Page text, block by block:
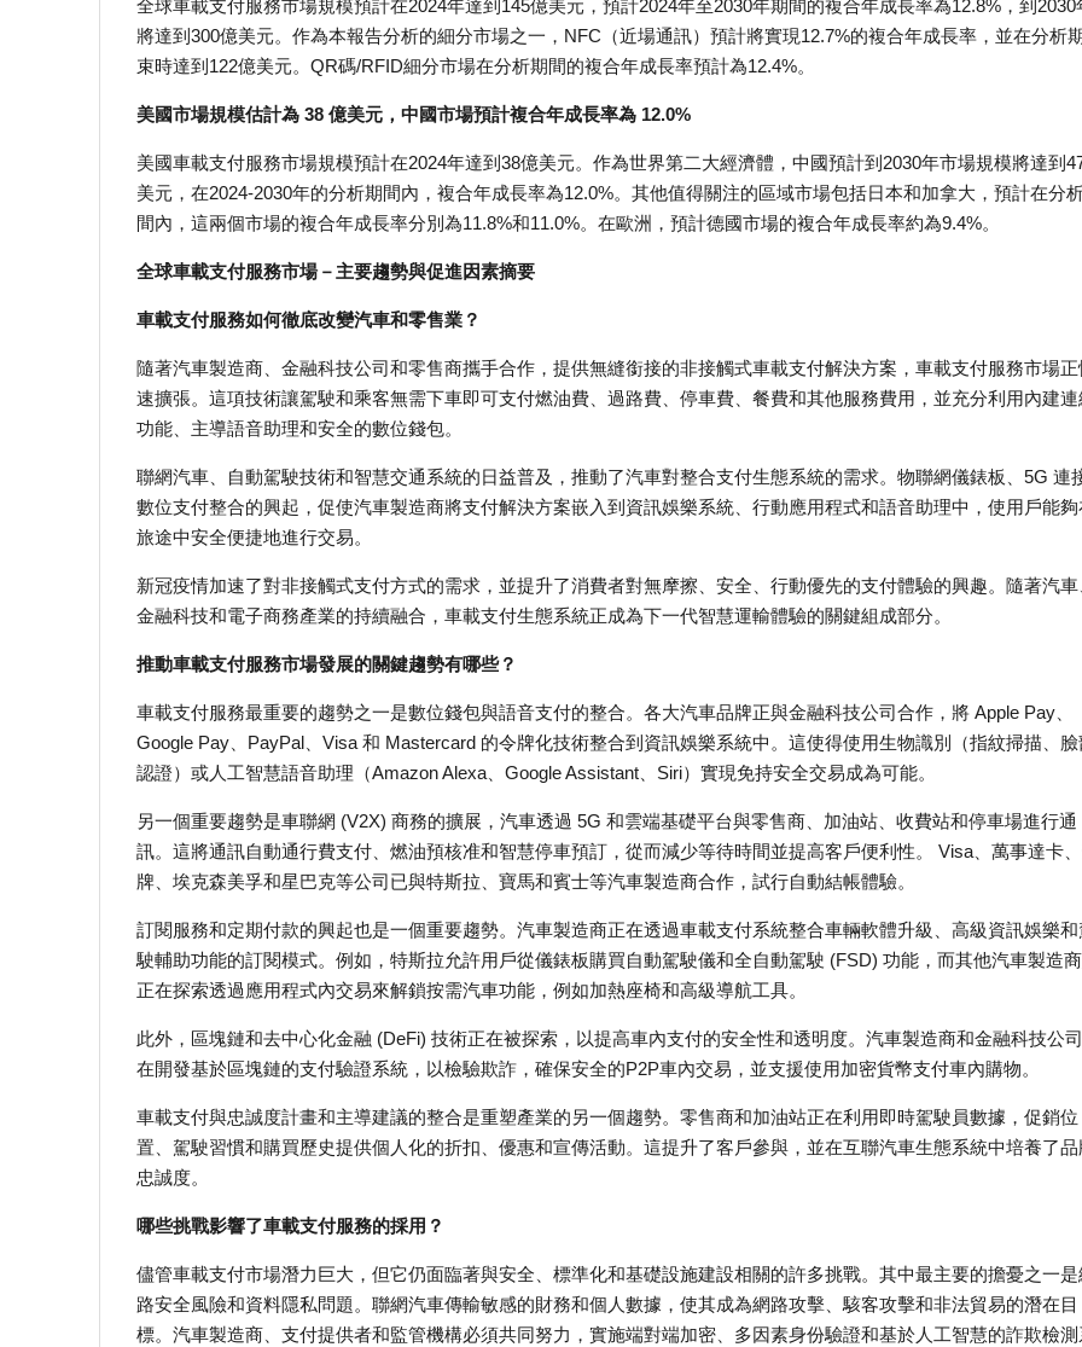
全球車載支付服務市場規模預計在2024年達到145億美元，預計2024年至2030年期間的複合年成長率為12.8%，到2030
將達到300億美元。作為本報告分析的細分市場之一，NFC（近場通訊）預計將實現12.7%的複合年成長率，並在分析
束時達到122億美元。QR碼/RFID細分市場在分析期間的複合年成長率預計為12.4%。
美國市場規模估計為 38 億美元，中國市場預計複合年成長率為 12.0%
美國車載支付服務市場規模預計在2024年達到38億美元。作為世界第二大經濟體，中國預計到2030年市場規模將達到
美元，在2024-2030年的分析期間內，複合年成長率為12.0%。其他值得關注的區域市場包括日本和加拿大，預計在分
間內，這兩個市場的複合年成長率分別為11.8%和11.0%。在歐洲，預計德國市場的複合年成長率約為9.4%。
全球車載支付服務市場－主要趨勢與促進因素摘要
車載支付服務如何徹底改變汽車和零售業？
隨著汽車製造商、金融科技公司和零售商攜手合作，提供無縫銜接的非接觸式車載支付解決方案，車載支付服務市場正
速擴張。這項技術讓駕駛和乘客無需下車即可支付燃油費、過路費、停車費、餐費和其他服務費用，並充分利用內建連
功能、主導語音助理和安全的數位錢包。
聯網汽車、自動駕駛技術和智慧交通系統的日益普及，推動了汽車對整合支付生態系統的需求。物聯網儀錶板、5G 連
數位支付整合的興起，促使汽車製造商將支付解決方案嵌入到資訊娛樂系統、行動應用程式和語音助理中，使用戶能夠
旅途中安全便捷地進行交易。
新冠疫情加速了對非接觸式支付方式的需求，並提升了消費者對無摩擦、安全、行動優先的支付體驗的興趣。隨著汽車
金融科技和電子商務產業的持續融合，車載支付生態系統正成為下一代智慧運輸體驗的關鍵組成部分。
推動車載支付服務市場發展的關鍵趨勢有哪些？
車載支付服務最重要的趨勢之一是數位錢包與語音支付的整合。各大汽車品牌正與金融科技公司合作，將 Apple Pay、
Google Pay、PayPal、Visa 和 Mastercard 的令牌化技術整合到資訊娛樂系統中。這使得使用生物識別（指紋掃描、臉
認證）或人工智慧語音助理（Amazon Alexa、Google Assistant、Siri）實現免持安全交易成為可能。
另一個重要趨勢是車聯網 (V2X) 商務的擴展，汽車透過 5G 和雲端基礎平台與零售商、加油站、收費站和停車場進行通
訊。這將通訊自動通行費支付、燃油預核准和智慧停車預訂，從而減少等待時間並提高客戶便利性。 Visa、萬事達卡
牌、埃克森美孚和星巴克等公司已與特斯拉、寶馬和賓士等汽車製造商合作，試行自動結帳體驗。
訂閱服務和定期付款的興起也是一個重要趨勢。汽車製造商正在透過車載支付系統整合車輛軟體升級、高級資訊娛樂和
駛輔助功能的訂閱模式。例如，特斯拉允許用戶從儀錶板購買自動駕駛儀和全自動駕駛 (FSD) 功能，而其他汽車製造商
正在探索透過應用程式內交易來解鎖按需汽車功能，例如加熱座椅和高級導航工具。
此外，區塊鏈和去中心化金融 (DeFi) 技術正在被探索，以提高車內支付的安全性和透明度。汽車製造商和金融科技公
在開發基於區塊鏈的支付驗證系統，以檢驗欺詐，確保安全的P2P車內交易，並支援使用加密貨幣支付車內購物。
車載支付與忠誠度計畫和主導建議的整合是重塑產業的另一個趨勢。零售商和加油站正在利用即時駕駛員數據，促銷位
置、駕駛習慣和購買歷史提供個人化的折扣、優惠和宣傳活動。這提升了客戶參與，並在互聯汽車生態系統中培養了品
忠誠度。
哪些挑戰影響了車載支付服務的採用？
儘管車載支付市場潛力巨大，但它仍面臨著與安全、標準化和基礎設施建設相關的許多挑戰。其中最主要的擔憂之一是
路安全風險和資料隱私問題。聯網汽車傳輸敏感的財務和個人數據，使其成為網路攻擊、駭客攻擊和非法貿易的潛在目
標。汽車製造商、支付提供者和監管機構必須共同努力，實施端對端加密、多因素身份驗證和基於人工智慧的詐欺檢測